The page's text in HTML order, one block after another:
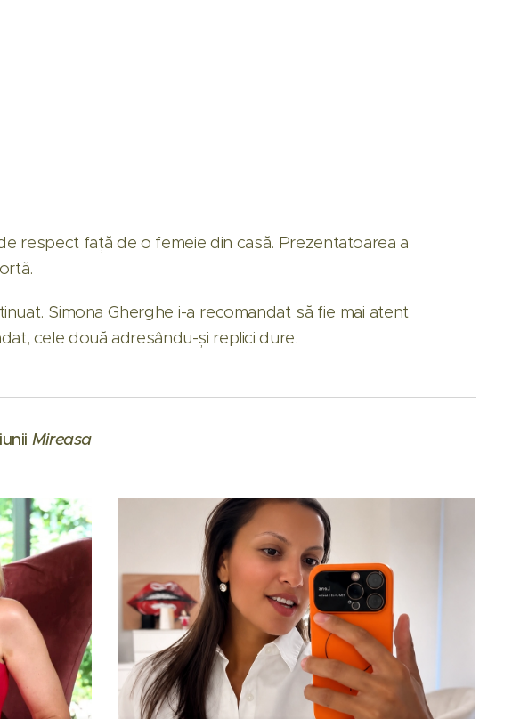
respect față de o femeie din casă. Prezentatoarea a
Simona Gherghe i-a recomandat să fie mai atent
cele două adresându-și replici dure.
Mireasa